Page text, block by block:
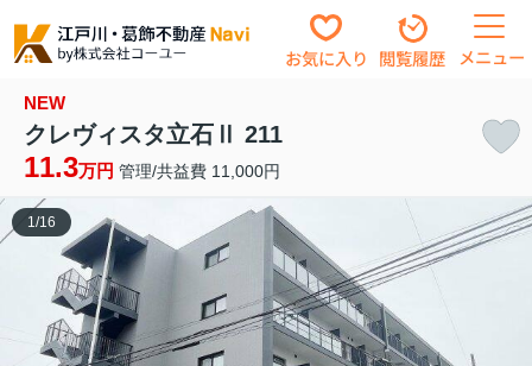
お気に入り 閲覧履歴 メニュー
NEW
クレヴィスタ立石Ⅱ 211
11.3万円 管理/共益費 11,000円
1 /16